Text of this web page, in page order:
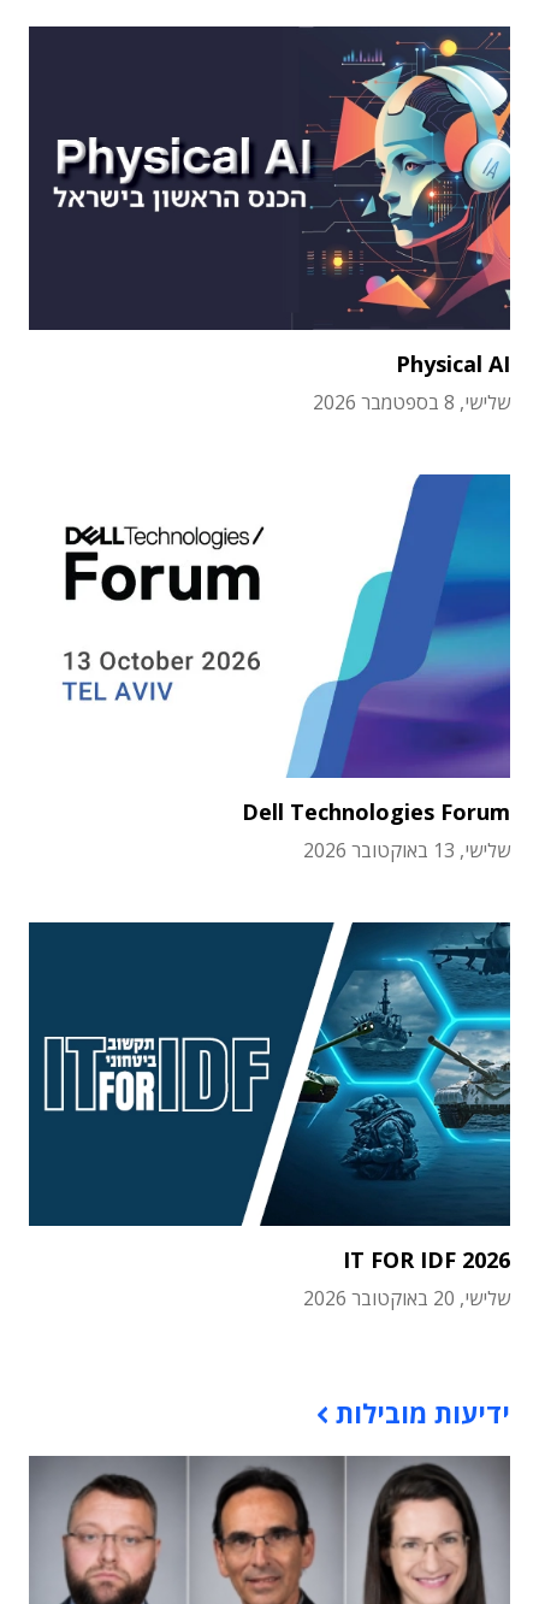
Physical AI
שלישי, 8 בספטמבר 2026
Dell Technologies Forum
שלישי, 13 באוקטובר 2026
IT FOR IDF 2026
שלישי, 20 באוקטובר 2026
ידיעות מובילות